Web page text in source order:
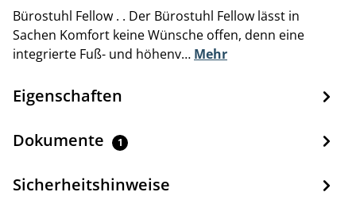
Bürostuhl Fellow . . Der Bürostuhl Fellow lässt in
Sachen Komfort keine Wünsche offen, denn eine
integrierte Fuß- und höhenv… Mehr
Eigenschaften
Dokumente 1
Sicherheitshinweise